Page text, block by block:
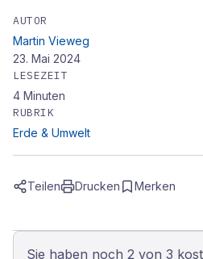
AUTOR
Martin Vieweg
23. Mai 2024
LESEZEIT
4 Minuten
RUBRIK
Erde & Umwelt
Teilen Drucken Merken
Sie haben noch 2 von 3